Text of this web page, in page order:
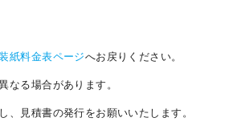
紙料金表ページへお戻りください。
なる場合があります。
、見積書の発行をお願いいたします。